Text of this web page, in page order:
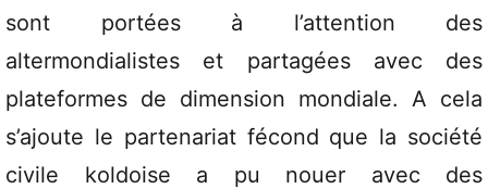
sont portées à l’attention des
altermondialistes et partagées avec des
plateformes de dimension mondiale. A cela
s’ajoute le partenariat fécond que la société
civile koldoise a pu nouer avec des